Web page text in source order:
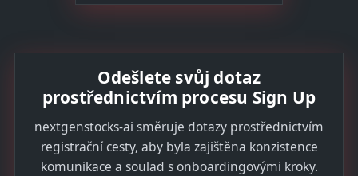
Odešlete svůj dotaz
prostřednictvím procesu Sign Up
nextgenstocks-ai směruje dotazy prostřednictvím
registrační cesty, aby byla zajištěna konzistence
komunikace a soulad s onboardingovými kroky.